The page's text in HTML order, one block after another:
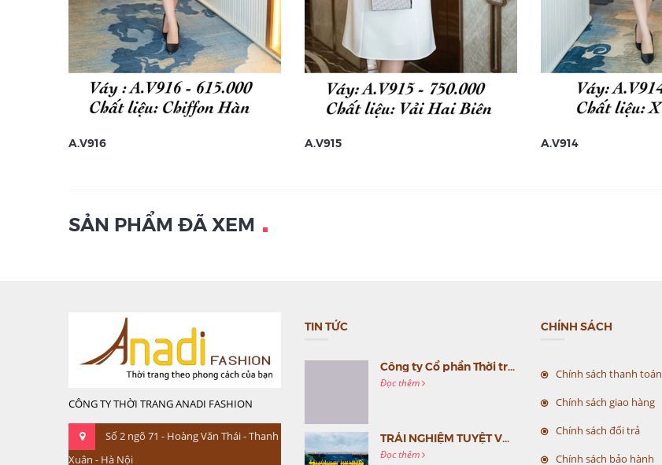
A.V916 A.V915 A.V914
SẢN PHẨM ĐÃ XEM
CÔNG TY THỜI TRANG ANADI FASHION
Số 2 ngõ 71 - Hoàng Văn Thái - Thanh
Xuân - Hà Nội
TIN TỨC
Công ty Cổ phần Thời trang MC Việt Nam (MC Fashion) tổ chức Gala mừng sinh nhật lần thứ 9
Đọc thêm
TRẢI NGHIỆM TUYỆT VỜI CÙNG MC VIỆT NAM
Đọc thêm
CHÍNH SÁCH
Chính sách thanh toán
Chính sách giao hàng
Chính sách đổi trả
Chính sách bảo hành